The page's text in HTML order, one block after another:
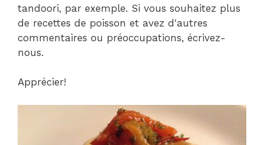
tandoori, par exemple. Si vous souhaitez plus
de recettes de poisson et avez d'autres
commentaires ou préoccupations, écrivez-
nous.
Apprécier!